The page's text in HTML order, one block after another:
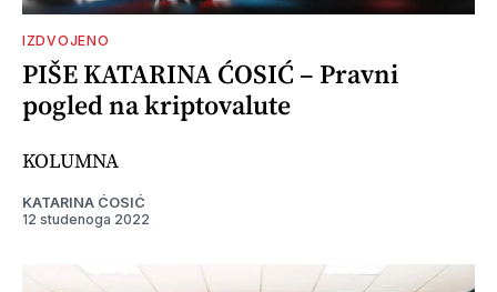
IZDVOJENO
PIŠE KATARINA ĆOSIĆ – Pravni
pogled na kriptovalute
KOLUMNA
KATARINA ĆOSIĆ
12 studenoga 2022